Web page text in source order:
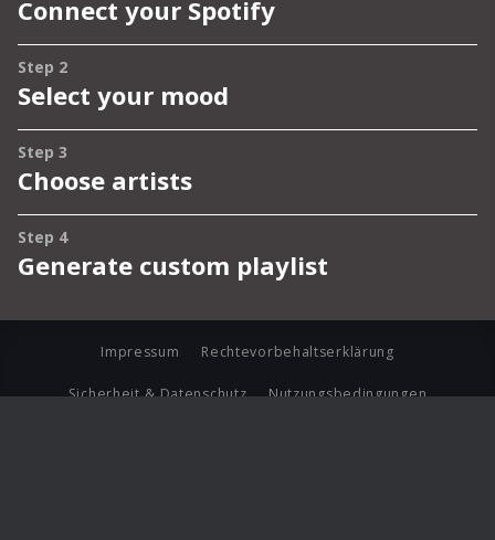
Impressum Rechtevorbehaltserklärung
Sicherheit & Datenschutz Nutzungsbedingungen